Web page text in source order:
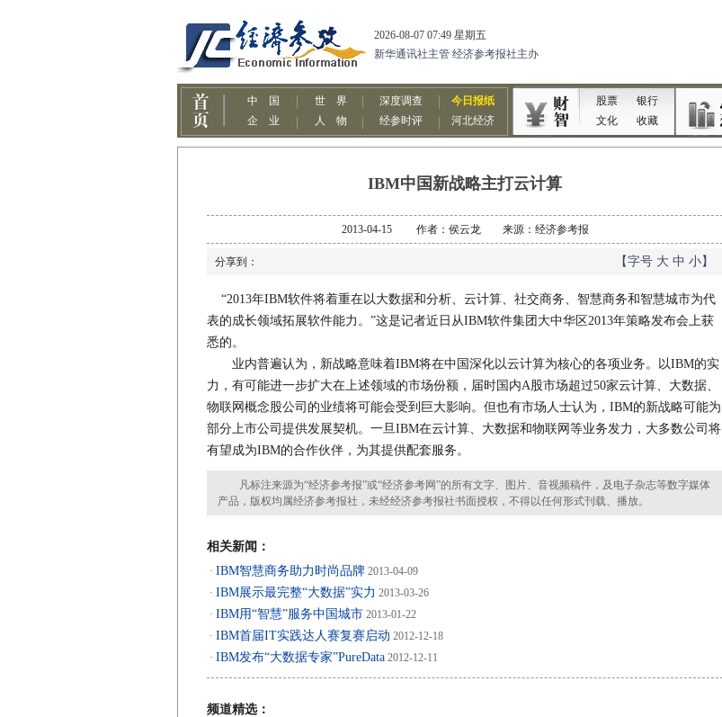
IBM中国新战略主打云计算
2013-04-15 作者：侯云龙 来源：经济参考报
分享到： 【字号 大 中 小】
“2013年IBM软件将着重在以大数据和分析、云计算、社交商务、智慧商务和智慧城市为代
表的成长领域拓展软件能力。”这是记者近日从IBM软件集团大中华区2013年策略发布会上获
悉的。
业内普遍认为，新战略意味着IBM将在中国深化以云计算为核心的各项业务。以IBM的实
力，有可能进一步扩大在上述领域的市场份额，届时国内A股市场超过50家云计算、大数据、
物联网概念股公司的业绩将可能会受到巨大影响。但也有市场人士认为，IBM的新战略可能为
部分上市公司提供发展契机。一旦IBM在云计算、大数据和物联网等业务发力，大多数公司将
有望成为IBM的合作伙伴，为其提供配套服务。
凡标注来源为“经济参考报”或“经济参考网”的所有文字、图片、音视频稿件，及电子杂志等数字媒体
产品，版权均属经济参考报社，未经经济参考报社书面授权，不得以任何形式刊载、播放。
相关新闻：
· IBM智慧商务助力时尚品牌 2013-04-09
· IBM展示最完整“大数据”实力 2013-03-26
· IBM用“智慧”服务中国城市 2013-01-22
· IBM首届IT实践达人赛复赛启动 2012-12-18
· IBM发布“大数据专家”PureData 2012-12-11
频道精选：